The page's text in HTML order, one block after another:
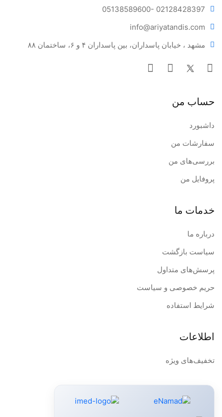
05138589600- 02128428397
info@ariyatandis.com
مشهد ، خیابان پاسداران، بین پاسداران ۴ و ۶، ساختمان ۸۸
حساب من
داشبورد
سفارشات من
بررسی‌های من
پروفایل من
خدمات ما
درباره ما
سیاست بازگشت
پرسش‌های متداول
حریم خصوصی و سیاست
شرایط استفاده
اطلاعات
تخفیف‌های ویژه